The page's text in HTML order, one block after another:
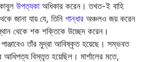
উপত্যকাঅধিকার করেন। তখত-ই বাহি
জানা যায় যে, তিনি গান্ধার অঞ্চলও জয় করেন
থেকে শক শক্তিকে উচ্ছেদ করেন।
তাঁর মুদ্রা আবিষ্কৃত হয়েছে। সম্ভবত
আধিপত্য বিস্তৃত হয়েছিল। মার্শালের মতে,